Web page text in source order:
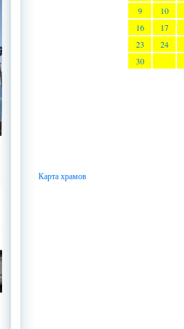
9
10
16
17
23
24
30
Карта храмов